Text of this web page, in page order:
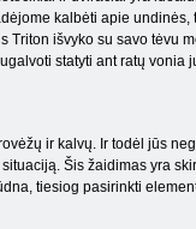
kalbėti apie
išvyko su savo tėvu
statyti ant ratų vonia
ir kalvų. Ir todėl jūs
Šis žaidimas yra
tiesiog pasirinkti